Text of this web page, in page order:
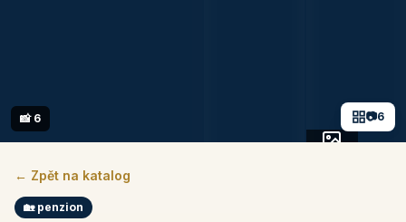
📷6
📸 6
← Zpět na katalog
🏡 penzion